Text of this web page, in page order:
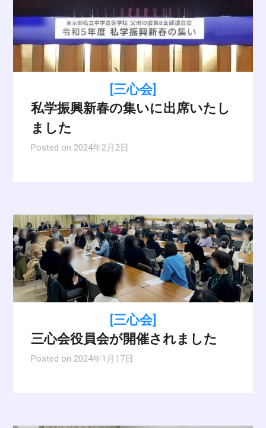
[三心会]
私学振興新春の集いに出席いたし
ました
Posted on 2024年2月2日
[三心会]
三心会役員会が開催されました
Posted on 2024年1月17日